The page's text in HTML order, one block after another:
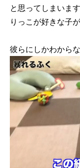
と思ってしまいま
りっこが好きな子
彼らにしかわから